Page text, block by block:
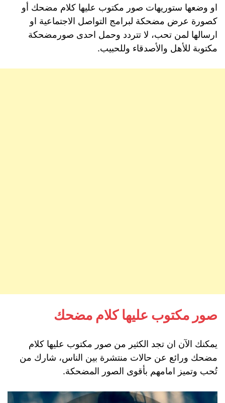
او وضعها ستوريهات صور مكتوب عليها كلام مضحك أو
كصورة عرض مضحكة لبرامج التواصل الاجتماعية او
ارسالها لمن تحب، لا تتردد وحمل احدى صورمضحكة
مكتوبة للأهل والأصدقاء وللحبيب.
صور مكتوب عليها كلام مضحك
يمكنك الآن ان تجد الكثير من صور مكتوب عليها كلام
مضحك ورائع عن حالات منتشرة بين الناس، شارك من
تُحب وتميز امامهم بأقوى الصور المضحكة.